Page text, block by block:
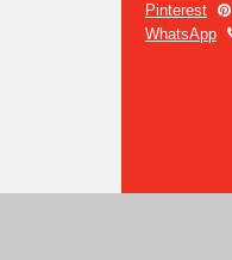
Pinterest
WhatsApp